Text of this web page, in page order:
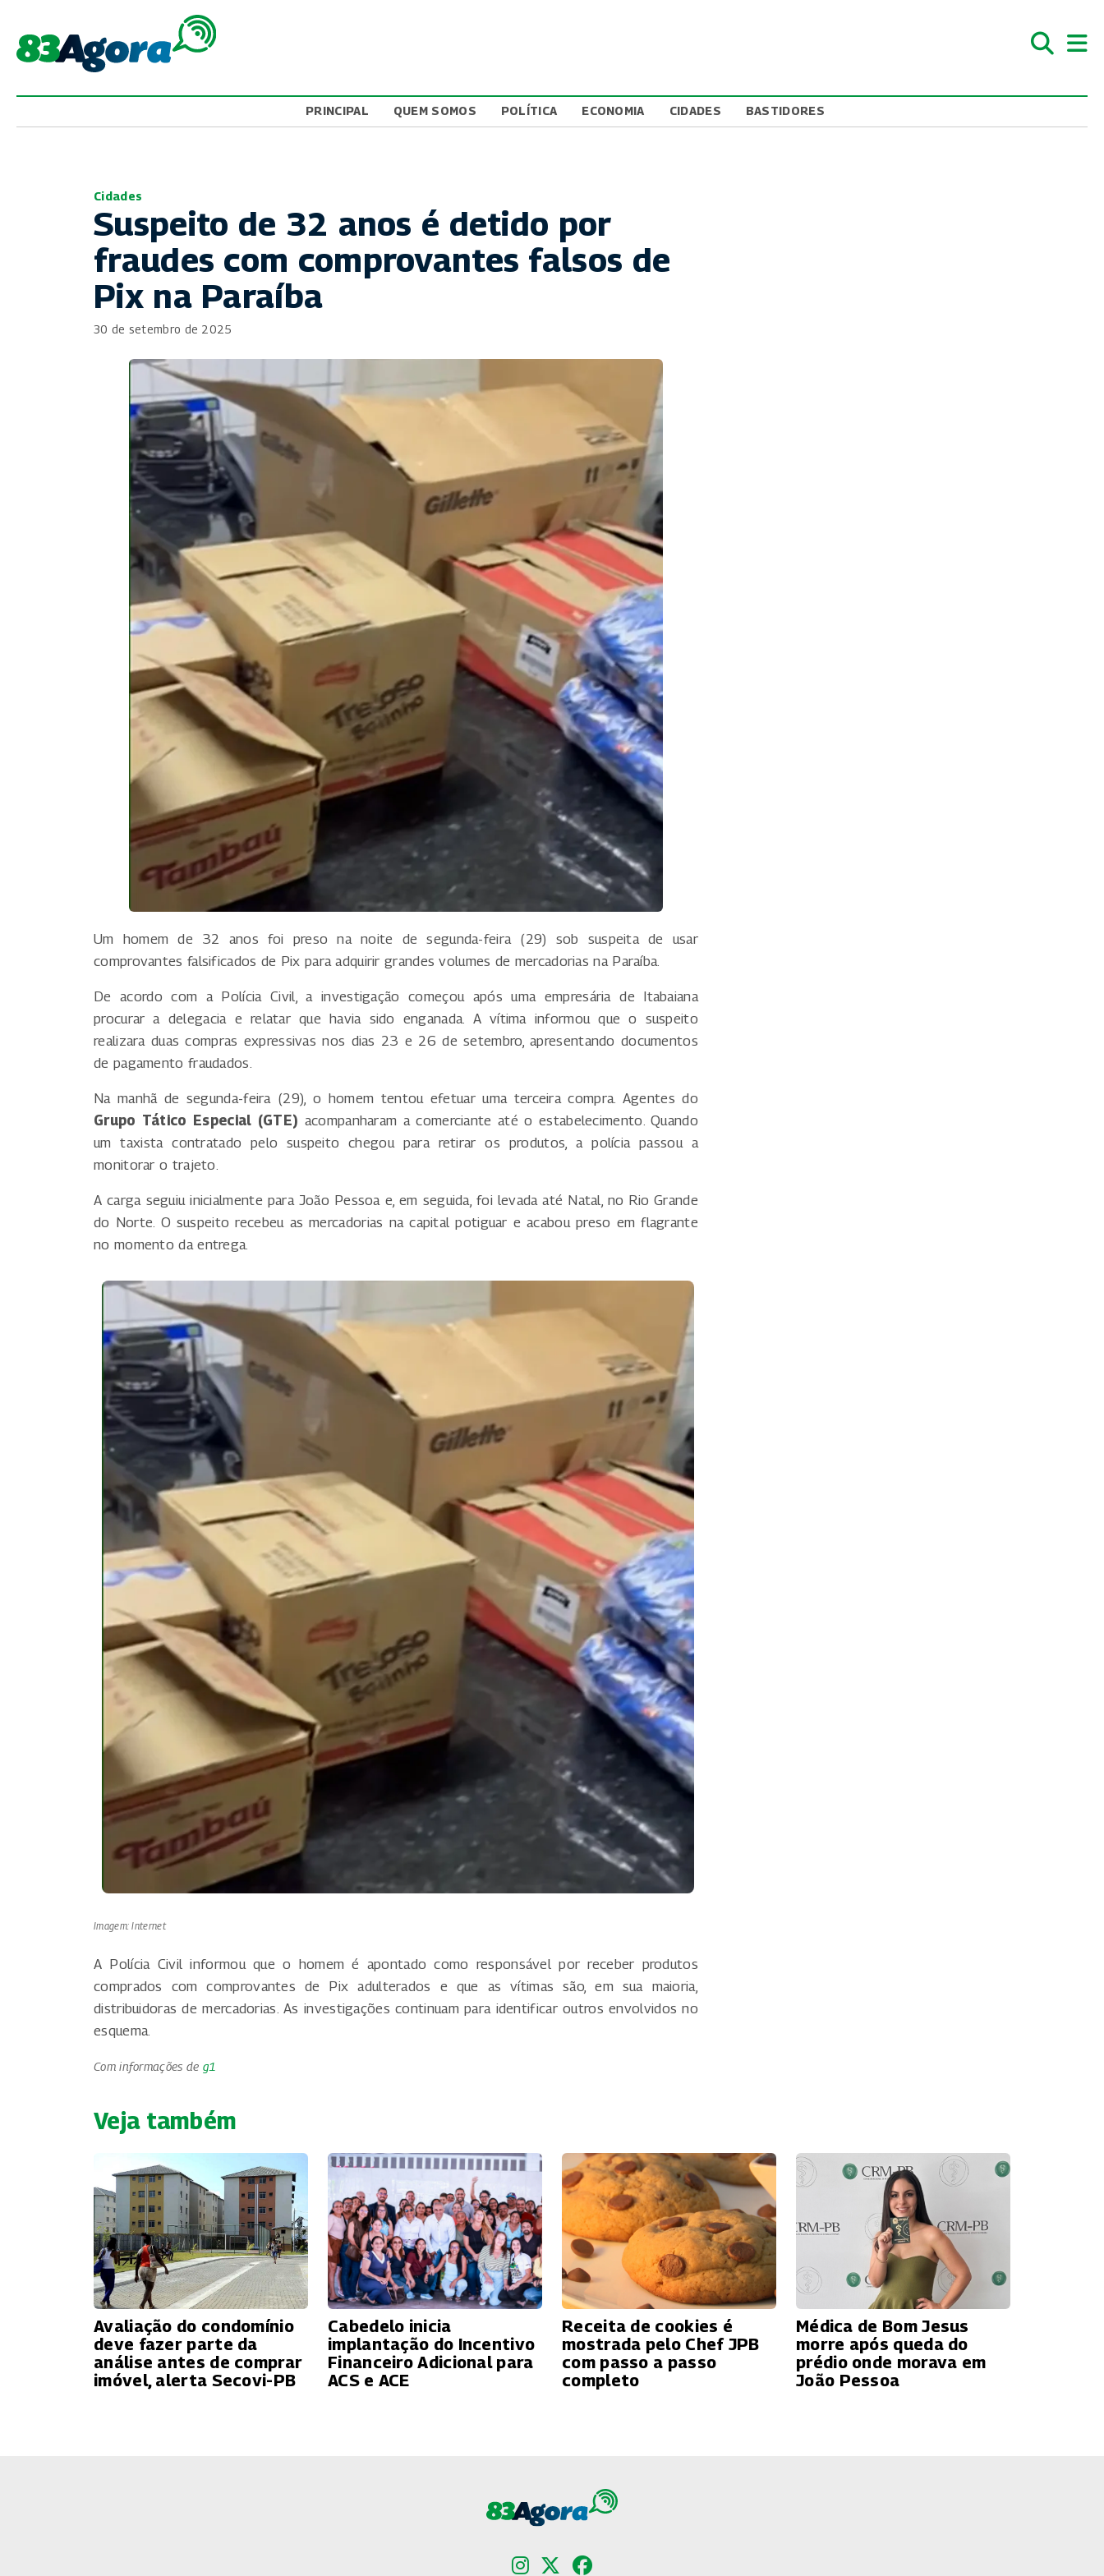
PRINCIPAL QUEM SOMOS POLÍTICA ECONOMIA CIDADES BASTIDORES
Cidades
Suspeito de 32 anos é detido por
fraudes com comprovantes falsos de
Pix na Paraíba
30 de setembro de 2025
Um homem de 32 anos foi preso na noite de segunda-feira (29) sob suspeita de usar
comprovantes falsificados de Pix para adquirir grandes volumes de mercadorias na Paraíba.
De acordo com a Polícia Civil, a investigação começou após uma empresária de Itabaiana
procurar a delegacia e relatar que havia sido enganada. A vítima informou que o suspeito
realizara duas compras expressivas nos dias 23 e 26 de setembro, apresentando documentos
de pagamento fraudados.
Na manhã de segunda-feira (29), o homem tentou efetuar uma terceira compra. Agentes do
Grupo Tático Especial (GTE) acompanharam a comerciante até o estabelecimento. Quando
um taxista contratado pelo suspeito chegou para retirar os produtos, a polícia passou a
monitorar o trajeto.
A carga seguiu inicialmente para João Pessoa e, em seguida, foi levada até Natal, no Rio Grande
do Norte. O suspeito recebeu as mercadorias na capital potiguar e acabou preso em flagrante
no momento da entrega.
Imagem: Internet
A Polícia Civil informou que o homem é apontado como responsável por receber produtos
comprados com comprovantes de Pix adulterados e que as vítimas são, em sua maioria,
distribuidoras de mercadorias. As investigações continuam para identificar outros envolvidos no
esquema.
Com informações de g1
Veja também
Avaliação do condomínio
deve fazer parte da
análise antes de comprar
imóvel, alerta Secovi-PB
Cabedelo inicia
implantação do Incentivo
Financeiro Adicional para
ACS e ACE
Receita de cookies é
mostrada pelo Chef JPB
com passo a passo
completo
Médica de Bom Jesus
morre após queda do
prédio onde morava em
João Pessoa